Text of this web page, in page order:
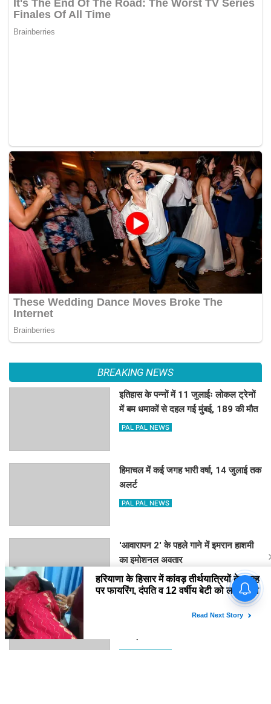
BREAKING NEWS
इतिहास के पन्नों में 11 जुलाईः लोकल ट्रेनों
में बम धमाकों से दहल गई मुंबई, 189 की मौत
PAL PAL NEWS
हिमाचल में कई जगह भारी वर्षा, 14 जुलाई तक
अलर्ट
PAL PAL NEWS
'आवारापन 2' के पहले गाने में इमरान हाशमी
का इमोशनल अवतार
PAL PAL NEWS
'मोआना' के जरिए प्रेरणा बांटेंगी कैथरीन